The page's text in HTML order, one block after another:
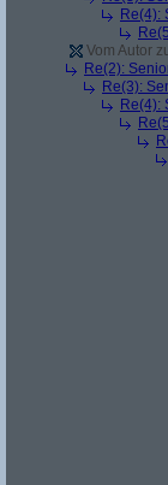
Re(4):
Vom Autor
Re(2):
Re(3):
Re(4):